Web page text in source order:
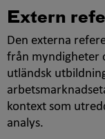
Extern
Den externa
från myndigheter
utländsk
kontext som
analys.